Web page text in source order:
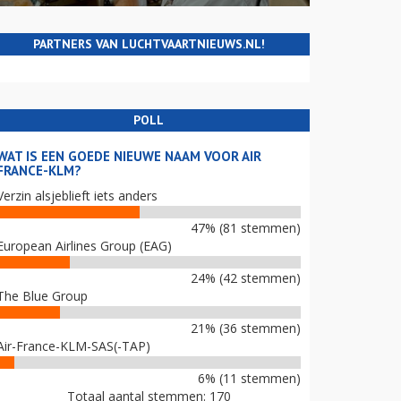
PARTNERS VAN LUCHTVAARTNIEUWS.NL!
POLL
IS EEN GOEDE NIEUWE NAAM VOOR AIR
KLM?
alsjeblieft iets anders
47% (81 stemmen)
Airlines Group (EAG)
24% (42 stemmen)
Blue Group
21% (36 stemmen)
France-KLM-SAS(-TAP)
6% (11 stemmen)
Totaal aantal stemmen: 170